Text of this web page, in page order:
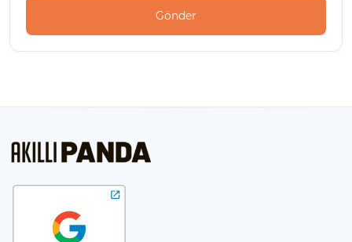
Gönder